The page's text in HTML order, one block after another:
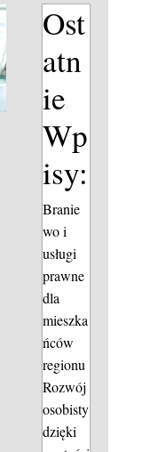
Ost
atn
ie
Wp
isy:
Branie
wo i
usługi
prawne
dla
mieszka
ńców
regionu
Rozwój
osobisty
dzięki